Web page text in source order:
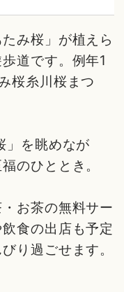
み桜」が植えら
道です。例年1
桜糸川桜まつ
」を眺めなが
のひととき。
お茶の無料サー
食の出店も予定
り過ごせます。